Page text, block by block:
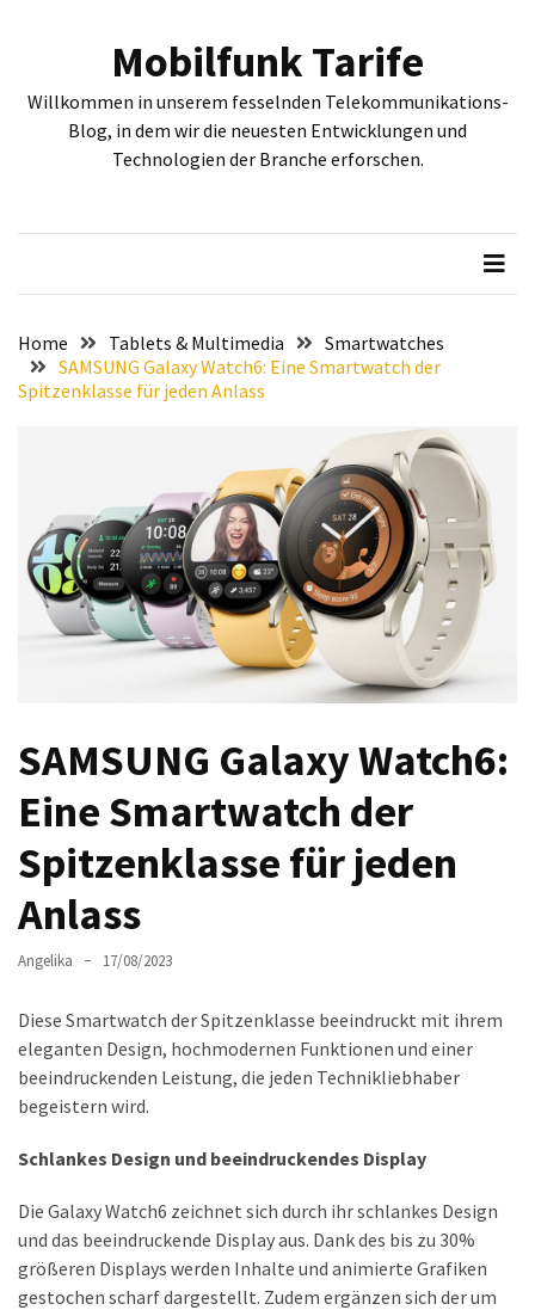
BEITRÄGE
Pixel
und
Welches
passt
besten
perfekte
Tablet-
Wahl:
Ein
Vergleich
zwischen
dem
Samsung
Tab
S10
Lite
und
Apple
Pro
13-
Zoll
Mobilfunk Tarife
Willkommen in unserem fesselnden Telekommunikations-
Blog, in dem wir die neuesten Entwicklungen und
Technologien der Branche erforschen.
Home Tablets & Multimedia
Smartwatches
SAMSUNG Galaxy Watch6: Eine Smartwatch der
Spitzenklasse für jeden Anlass
SAMSUNG Galaxy Watch6:
Eine Smartwatch der
Spitzenklasse für jeden
Anlass
Angelika 17/08/2023
Diese Smartwatch der Spitzenklasse beeindruckt mit ihrem
eleganten Design, hochmodernen Funktionen und einer
beeindruckenden Leistung, die jeden Technikliebhaber
begeistern wird.
Schlankes Design und beeindruckendes Display
Die Galaxy Watch6 zeichnet sich durch ihr schlankes Design
und das beeindruckende Display aus. Dank des bis zu 30%
größeren Displays werden Inhalte und animierte Grafiken
gestochen scharf dargestellt. Zudem ergänzen sich der um